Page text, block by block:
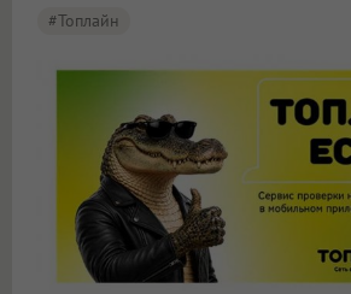
#Топлайн